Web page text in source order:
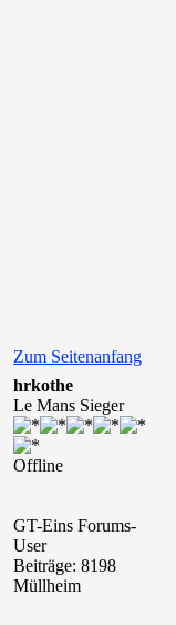
Zum Seitenanfang
hrkothe
Le Mans Sieger
Offline
GT-Eins Forums-
User
Beiträge: 8198
Müllheim